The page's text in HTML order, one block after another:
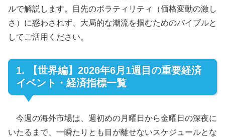
ルで解説します。目先のボラティリティ（価格変動の激し
さ）に惑わされず、大局的な潮流を掴むためのバイブルと
してご活用ください。
1. 【世界編】2026年6月1週目の重要経済
イベント・経済指標一覧
今週の海外市場は、週初めの月曜日から金曜日の深夜に
いたるまで、一瞬たりとも目が離せないスケジュールとな